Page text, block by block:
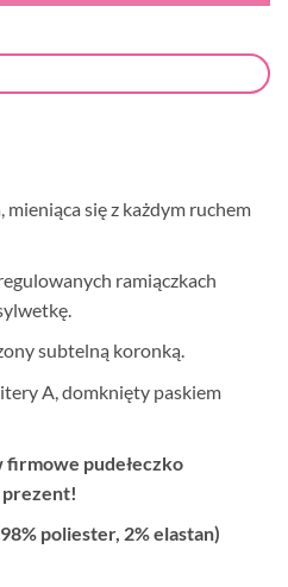
mieniąca się z każdym ruchem
ramiączkach
subtelną koronką.
A, domknięty paskiem
firmowe pudełeczko
prezent!
poliester, 2% elastan)